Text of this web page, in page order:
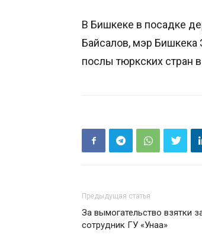
В Бишкеке в посадке
Байсалов, мэр
послы тюркских стран
Предыдущая статья
За вымогательство взятки
сотрудник ГУ «Унаа»